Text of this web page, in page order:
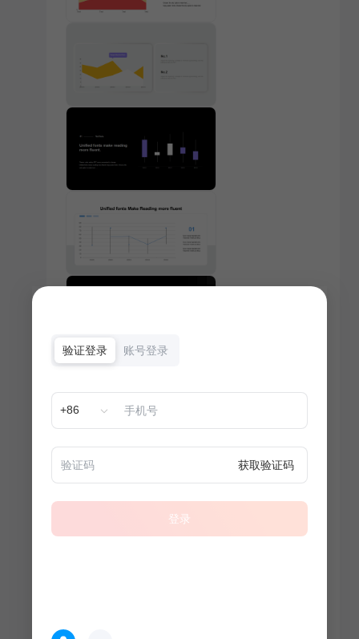
验证登录 账号登录
+86
获取验证码
登录